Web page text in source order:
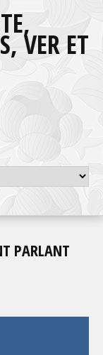
VER ET
PARLANT